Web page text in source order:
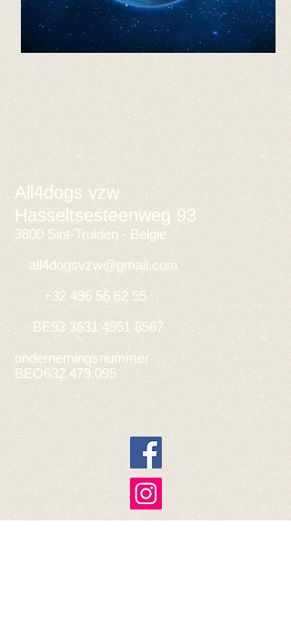
All4dogs vzw
Hasseltsesteenweg 93
3800 Sint-Truiden - Belgie
all4dogsvzw@gmail.com
+32 496 56 62 55
BE93 3631 4951 8567
ondernemingsnummer
BEO632.479.095